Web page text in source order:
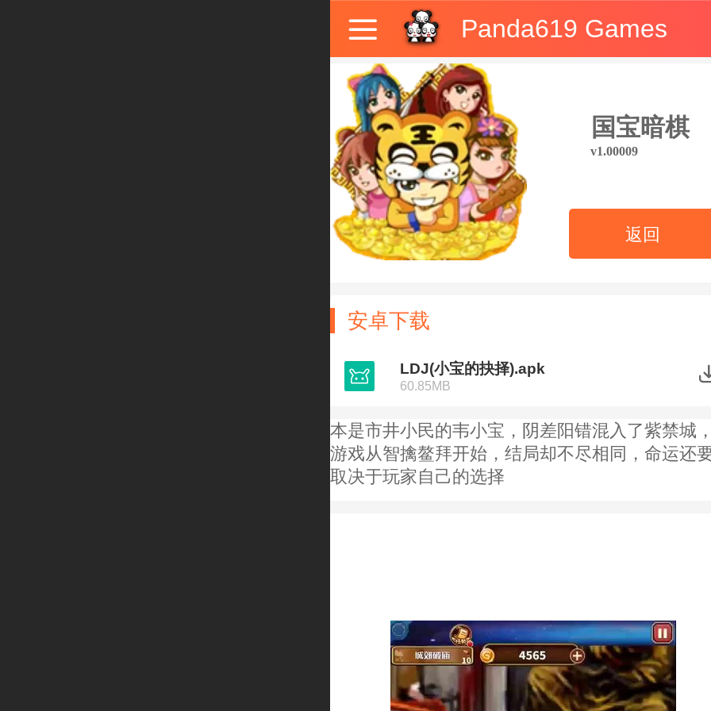
Panda619 Games
国宝暗棋
返回
v1.00009
安卓下载
LDJ(小宝的抉择).apk
60.85MB
本是市井小民的韦小宝，阴差阳错混入了紫禁城
游戏从智擒鳌拜开始，结局却不尽相同，命运还
取决于玩家自己的选择